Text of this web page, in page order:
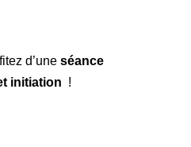
d’une séance
initiation !